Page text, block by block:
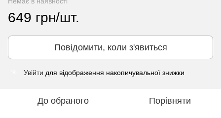
649 грн/шт.
Повідомити, коли з'явиться
Увійти для відображення накопичувальної знижки
До обраного Порівняти